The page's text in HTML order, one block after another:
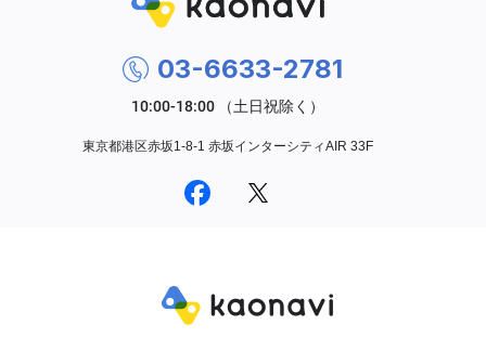
03-6633-2781
東京都港区赤坂1-8-1 赤坂インターシティAIR 33F